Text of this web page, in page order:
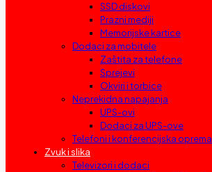
SSD diskovi
Prazni mediji
Memorijske kartice
Dodaci za mobitele
Zaštita za telefone
Sprejevi
Okviri i torbice
Neprekidna napajanja
UPS-ovi
Dodaci za UPS-ove
Telefoni i konferencijska oprema
Zvuk i slika
Televizori i dodaci